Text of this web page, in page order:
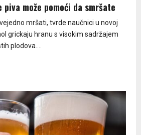
može pomoći da smršate
mršati, tvrde naučnici u novoj
grickaju hranu s visokim sadržajem
plodova....